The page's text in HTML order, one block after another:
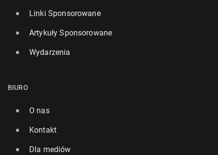
Linki Sponsorowane
Artykuły Sponsorowane
Wydarzenia
BIURO
O nas
Kontakt
Dla mediów